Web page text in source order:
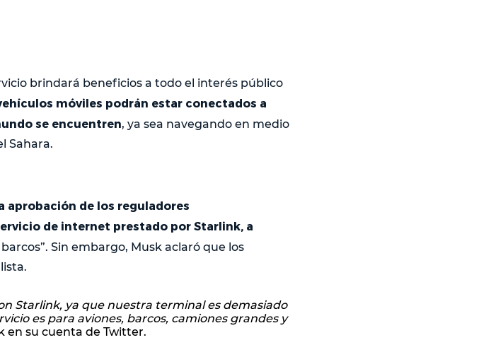
brindará beneficios a todo el interés público
móviles podrán estar conectados a
se encuentren, ya sea navegando en medio
Sahara.
aprobación de los reguladores
de internet prestado por Starlink, a
Sin embargo, Musk aclaró que los
Starlink, ya que nuestra terminal es demasiado
es para aviones, barcos, camiones grandes y
en su cuenta de Twitter.